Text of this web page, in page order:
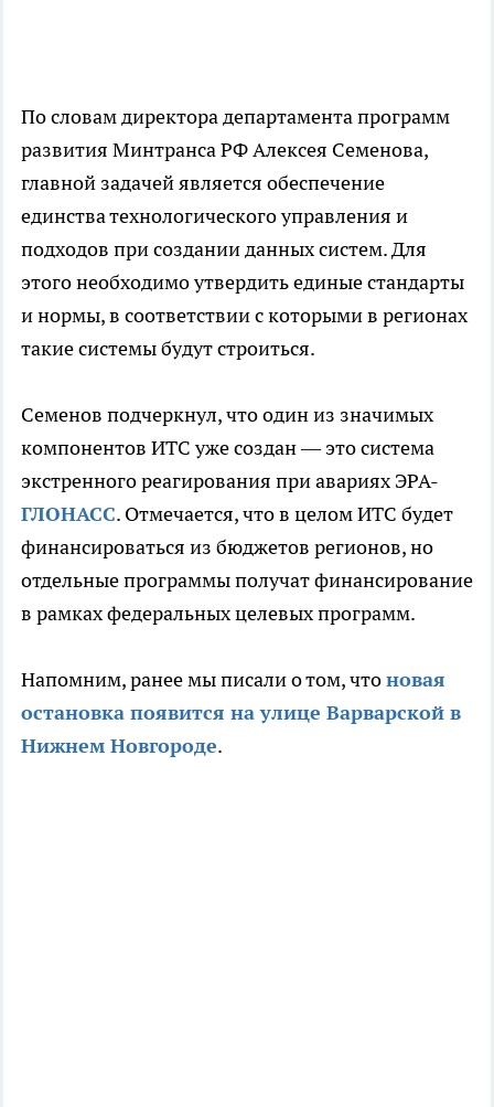
По словам директора департамента программ
развития Минтранса РФ Алексея Семенова,
главной задачей является обеспечение
единства технологического управления и
подходов при создании данных систем. Для
этого необходимо утвердить единые стандарты
и нормы, в соответствии с которыми в регионах
такие системы будут строиться.
Семенов подчеркнул, что один из значимых
компонентов ИТС уже создан — это система
экстренного реагирования при авариях ЭРА-
ГЛОНАСС. Отмечается, что в целом ИТС будет
финансироваться из бюджетов регионов, но
отдельные программы получат финансирование
в рамках федеральных целевых программ.
Напомним, ранее мы писали о том, чтоновая
остановка появится на улице Варварской в
Нижнем Новгороде.